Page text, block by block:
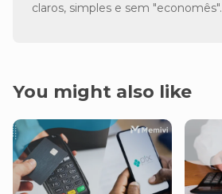
claros, simples e sem "economês".
You might also like